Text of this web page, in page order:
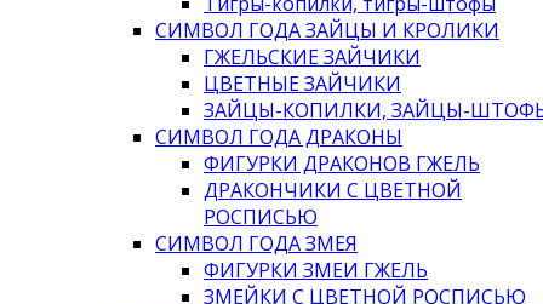
СИМВОЛ ГОДА ЗАЙЦЫ И КРОЛИКИ
ГЖЕЛЬСКИЕ ЗАЙЧИКИ
ЦВЕТНЫЕ ЗАЙЧИКИ
ЗАЙЦЫ-КОПИЛКИ, ЗАЙЦЫ-
СИМВОЛ ГОДА ДРАКОНЫ
ФИГУРКИ ДРАКОНОВ ГЖЕЛЬ
ДРАКОНЧИКИ С ЦВЕТНОЙ
РОСПИСЬЮ
СИМВОЛ ГОДА ЗМЕЯ
ФИГУРКИ ЗМЕИ ГЖЕЛЬ
ЗМЕЙКИ С ЦВЕТНОЙ РОСПИСЬЮ